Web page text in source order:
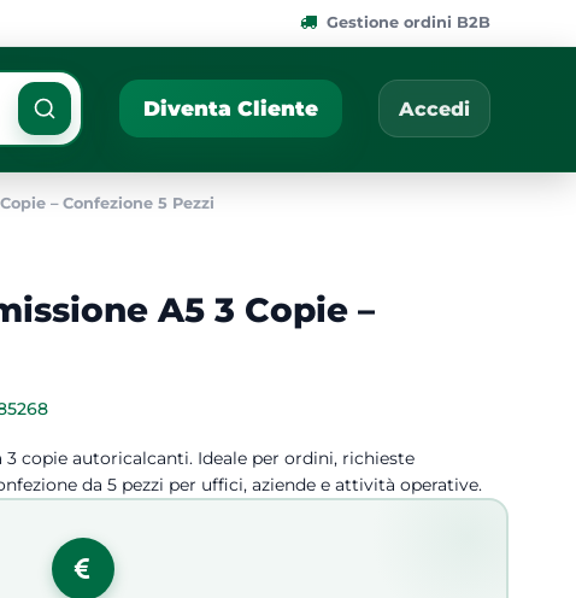
Gestione ordini B2B
disponibili. Cerca per nome,
Diventa Cliente Accedi
– Confezione 5 Pezzi
A5 3 Copie –
copie autoricalcanti. Ideale per ordini, richieste
da 5 pezzi per uffici, aziende e attività operative.